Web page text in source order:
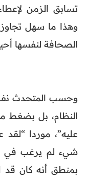
تسابق الزمن
وهذا ما سهل
الصحافة لنفسها
وحسب المتحدث
النظام، بل بضغط
عليه”، موردا
شيء لم يرغب في
بمنطق أنه كان قد